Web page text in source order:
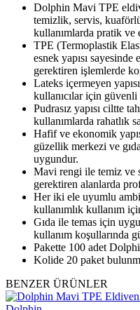
Dolphin Mavi TPE
temizlik, servis,
kullanımlarda pratik ve
TPE (Termoplastik
esnek yapısı
gerektiren işlemlerde
Lateks içermeyen
kullanıcılar için
Pudrasız yapısı ciltte
kullanımlarda rahatlık
Hafif ve ekonomik
güzellik merkezi ve
uygundur.
Mavi rengi ile temiz ve
gerektiren alanlarda
Her iki ele uyumlu
kullanımlık kullanım
Gıda ile temas için
kullanım koşullarında
Pakette 100 adet
Kolide 20 paket
BENZER ÜRÜNLER